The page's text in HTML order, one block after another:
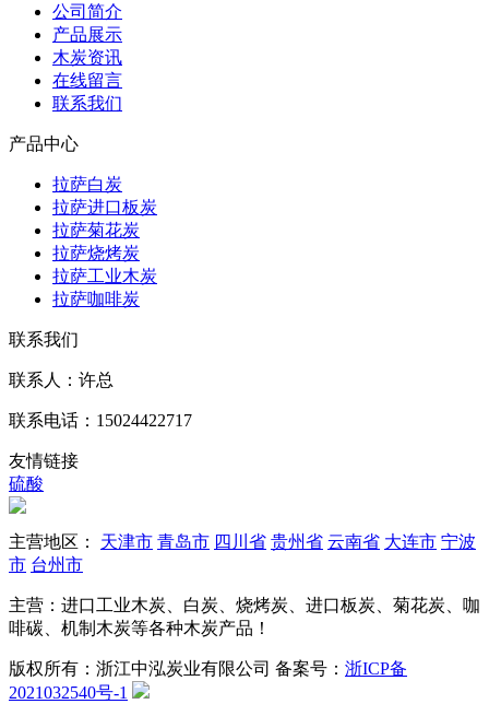
公司简介
产品展示
木炭资讯
在线留言
联系我们
产品中心
拉萨白炭
拉萨进口板炭
拉萨菊花炭
拉萨烧烤炭
拉萨工业木炭
拉萨咖啡炭
联系我们
联系人：许总
联系电话：15024422717
友情链接
硫酸
主营地区： 天津市 青岛市 四川省 贵州省 云南省 大连市 宁波
市 台州市
主营：进口工业木炭、白炭、烧烤炭、进口板炭、菊花炭、咖
啡碳、机制木炭等各种木炭产品！
版权所有：浙江中泓炭业有限公司 备案号： 浙ICP备
2021032540号-1